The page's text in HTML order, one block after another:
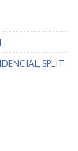
,SPLIT